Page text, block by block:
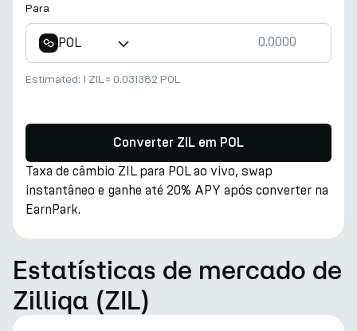
Para
POL
Estimated: 1 ZIL≈ 0.031382 POL
Converter ZIL em POL
Taxa de câmbio ZIL para POL ao vivo, swap
instantâneo e ganhe até 20% APY após converter na
EarnPark.
Estatísticas de mercado de
Zilliqa (ZIL)